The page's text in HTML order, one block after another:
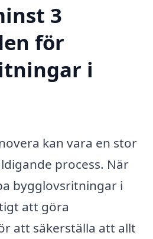
3
för
i
kan vara en stor
process. När
bygglovsritningar i
att göra
att säkerställa att allt